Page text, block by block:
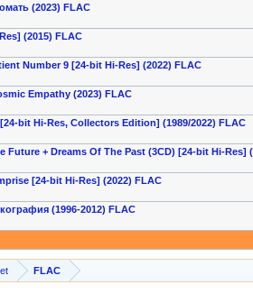
(2023) FLAC
(2015) FLAC
Number 9 [24-bit Hi-Res] (2022) FLAC
Empathy (2023) FLAC
bit Hi-Res, Collectors Edition] (1989/2022) FLAC
Future + Dreams Of The Past (3CD) [24-bit Hi-Res]
[24-bit Hi-Res] (2022) FLAC
(1996-2012) FLAC
FLAC